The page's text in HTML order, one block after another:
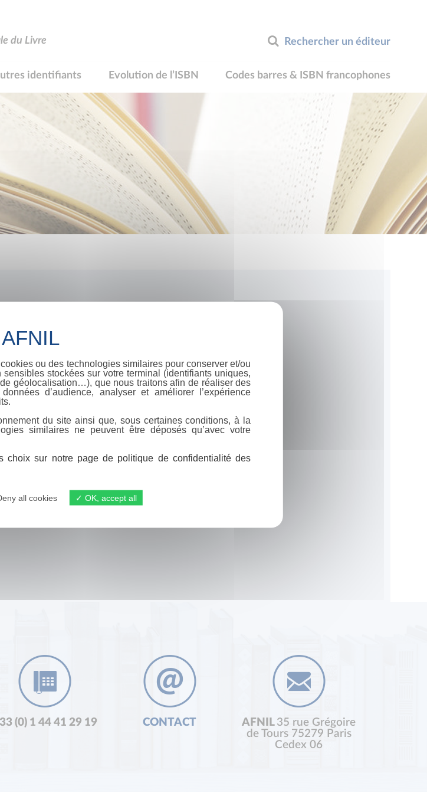
Rechercher un éditeur
du Livre
identifiants Evolution de l’ISBN Codes barres & ISBN francophones
(0) 1 44 41 29 19 CONTACT AFNIL 35 rue Grégoire
de Tours 75279 Paris
Cedex 06
ou des technologies similaires pour conserver et/ou
stockées sur votre terminal (identifiants uniques,
géolocalisation…), que nous traitons afin de réaliser des
d’audience, analyser et améliorer l’expérience
du site ainsi que, sous certaines conditions, à la
similaires ne peuvent être déposés qu’avec votre
choix sur notre page de politique de confidentialité des
all cookies OK, accept all